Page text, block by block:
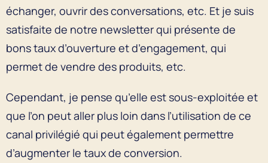
échanger, ouvrir des conversations, etc. Et je suis
satisfaite de notre newsletter qui présente de
bons taux d’ouverture et d’engagement, qui
permet de vendre des produits, etc.
Cependant, je pense qu’elle est sous-exploitée et
que l’on peut aller plus loin dans l’utilisation de ce
canal privilégié qui peut également permettre
d’augmenter le taux de conversion.